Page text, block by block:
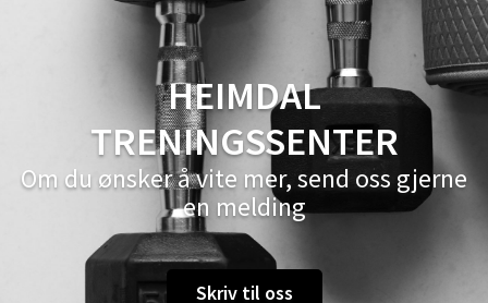
HEIMDAL
TRENINGSSENTER
Om du ønsker å vite mer, send oss gjerne
en melding
Skriv til oss